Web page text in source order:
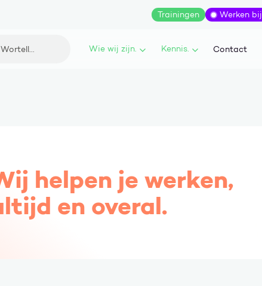
Trainingen Werken bij
Wie wij zijn. Kennis. Contact
helpen je werken,
en overal.